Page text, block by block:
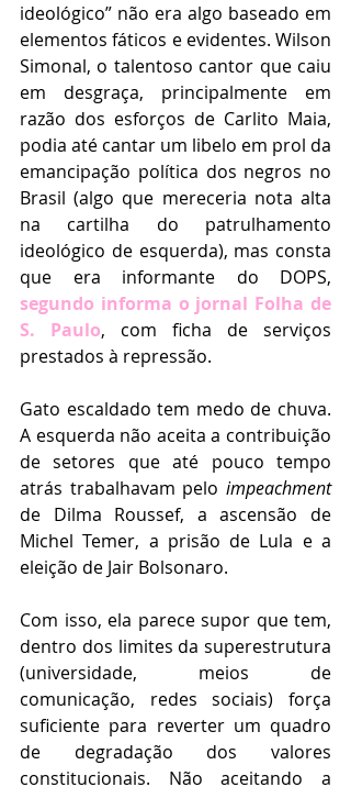
ideológico” não era algo baseado em
elementos fáticos e evidentes. Wilson
Simonal, o talentoso cantor que caiu
em desgraça, principalmente em
razão dos esforços de Carlito Maia,
podia até cantar um libelo em prol da
emancipação política dos negros no
Brasil (algo que mereceria nota alta
na cartilha do patrulhamento
ideológico de esquerda), mas consta
segundo informa o jornal Folha de
S. Paulo, com ficha de serviços
prestados à repressão.
Gato escaldado tem medo de chuva.
A esquerda não aceita a contribuição
de setores que até pouco tempo
atrás trabalhavam pelo
impeachment
de Dilma Roussef, a ascensão de
Michel Temer, a prisão de Lula e a
eleição de Jair Bolsonaro.
Com isso, ela parece supor que tem,
dentro dos limites da superestrutura
(universidade, meios de
comunicação, redes sociais) força
suficiente para reverter um quadro
de degradação dos valores
constitucionais. Não aceitando a